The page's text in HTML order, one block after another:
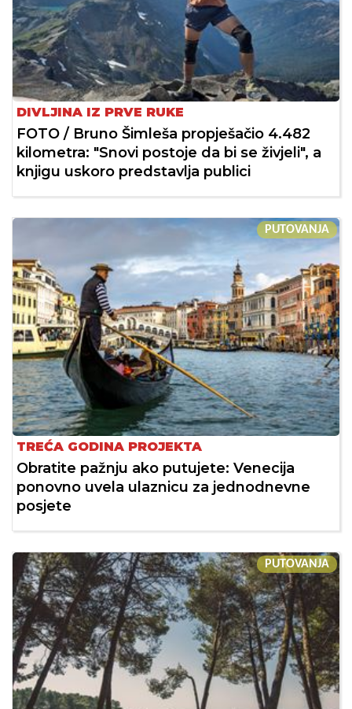
DIVLJINA IZ PRVE RUKE
FOTO / Bruno Šimleša propješačio 4.482
kilometra: "Snovi postoje da bi se živjeli", a
knjigu uskoro predstavlja publici
PUTOVANJA
TREĆA GODINA PROJEKTA
Obratite pažnju ako putujete: Venecija
ponovno uvela ulaznicu za jednodnevne
posjete
PUTOVANJA